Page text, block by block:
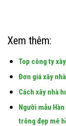
Xem thêm:
Top công ty
Đơn giá xây
Cách xây nhà
Người mẫu
trông đẹp mê